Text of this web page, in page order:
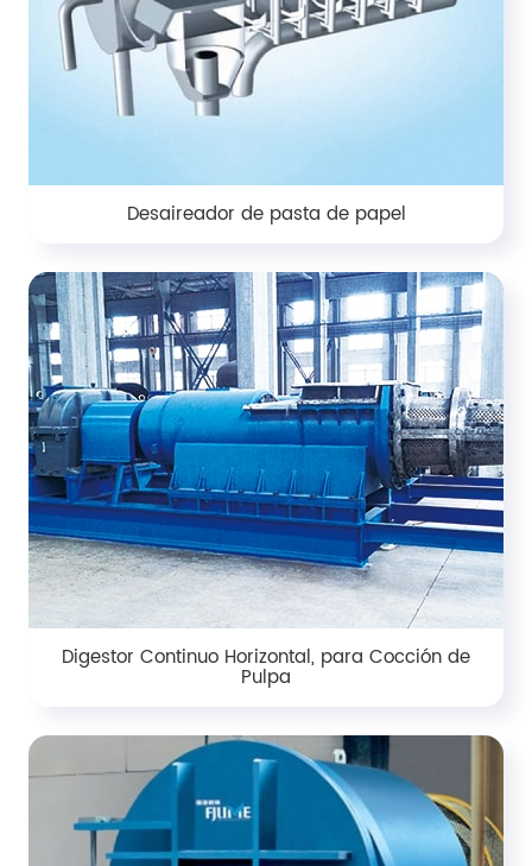
Desaireador de pasta de papel
Digestor Continuo Horizontal, para Cocción de
Pulpa